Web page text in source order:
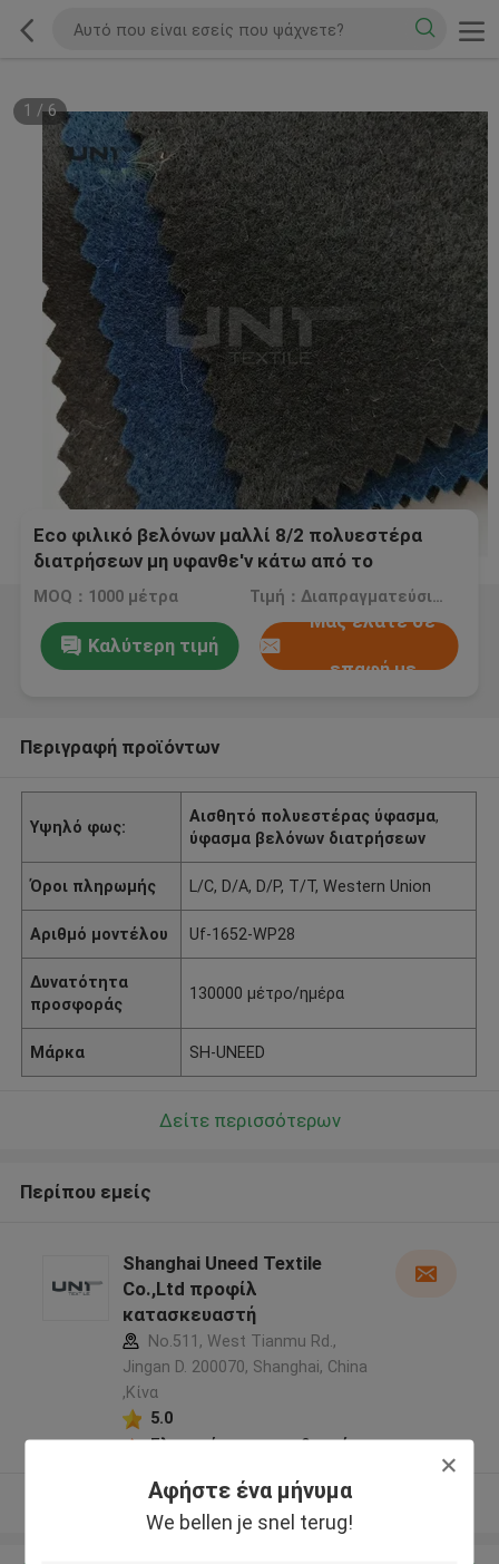
Αφήστε ένα μήνυμα
We bellen je snel terug!
1 /6
Eco φιλικό βελόνων μαλλί 8/2 πολυεστέρα
διατρήσεων μη υφανθε'ν κάτω από το
περιλαίμιο αισθητό
MOQ：1000 μέτρα Τιμή：Διαπραγματεύσιμος
Καλύτερη τιμή
Μας ελάτε σε
επαφή με
Περιγραφή προϊόντων
Υψηλό φως:
Αισθητό πολυεστέρας ύφασμα,
ύφασμα βελόνων διατρήσεων
Όροι πληρωμής L/C, D/A, D/P, T/T, Western Union
Αριθμό μοντέλου Uf-1652-WP28
Δυνατότητα
προσφοράς
130000 μέτρο/ημέρα
Μάρκα SH-UNEED
Δείτε περισσότερων
Περίπου εμείς
Shanghai Uneed Textile
Co.,Ltd προφίλ
κατασκευαστή
No.511, West Tianmu Rd.,
Jingan D. 200070, Shanghai, China
,Κίνα
5.0
Ελεγχμένος προμηθευτής
Δείτε περισσότερων